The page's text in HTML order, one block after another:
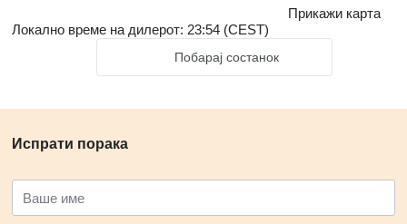
Прикажи карта
Локално време на дилерот: 23:54 (CEST)
Побарај состанок
Испрати порака